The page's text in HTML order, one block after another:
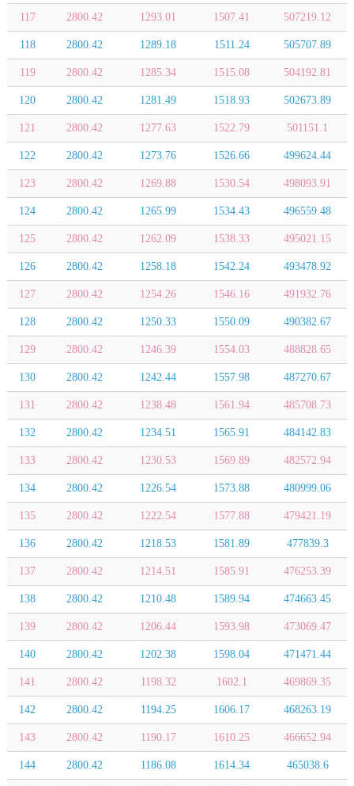
117 2800.42 1293.01 1507.41 507219.12
118 2800.42 1289.18 1511.24 505707.89
119 2800.42 1285.34 1515.08 504192.81
120 2800.42 1281.49 1518.93 502673.89
121 2800.42 1277.63 1522.79 501151.1
122 2800.42 1273.76 1526.66 499624.44
123 2800.42 1269.88 1530.54 498093.91
124 2800.42 1265.99 1534.43 496559.48
125 2800.42 1262.09 1538.33 495021.15
126 2800.42 1258.18 1542.24 493478.92
127 2800.42 1254.26 1546.16 491932.76
128 2800.42 1250.33 1550.09 490382.67
129 2800.42 1246.39 1554.03 488828.65
130 2800.42 1242.44 1557.98 487270.67
131 2800.42 1238.48 1561.94 485708.73
132 2800.42 1234.51 1565.91 484142.83
133 2800.42 1230.53 1569.89 482572.94
134 2800.42 1226.54 1573.88 480999.06
135 2800.42 1222.54 1577.88 479421.19
136 2800.42 1218.53 1581.89 477839.3
137 2800.42 1214.51 1585.91 476253.39
138 2800.42 1210.48 1589.94 474663.45
139 2800.42 1206.44 1593.98 473069.47
140 2800.42 1202.38 1598.04 471471.44
141 2800.42 1198.32 1602.1 469869.35
142 2800.42 1194.25 1606.17 468263.19
143 2800.42 1190.17 1610.25 466652.94
144 2800.42 1186.08 1614.34 465038.6